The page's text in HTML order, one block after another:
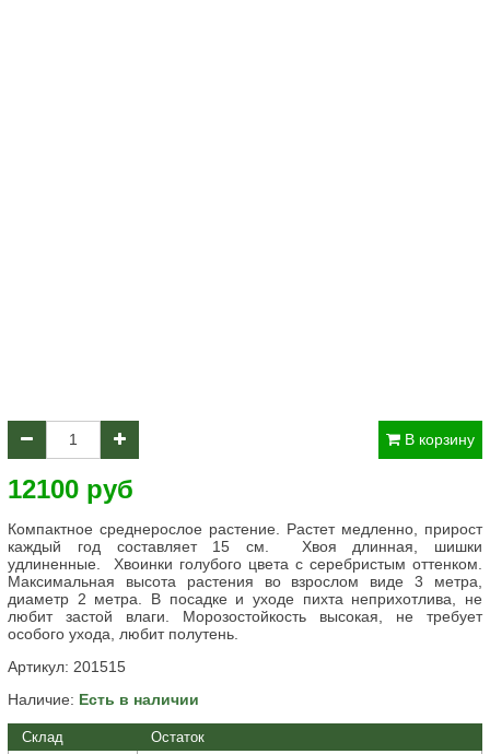
В корзину
12100 руб
Компактное среднерослое растение. Растет медленно, прирост
каждый год составляет 15 см.
Хвоя длинная, шишки
удлиненные.
Хвоинки голубого цвета с серебристым оттенком.
Максимальная высота растения во взрослом виде 3 метра,
диаметр 2 метра. В посадке и уходе пихта неприхотлива, не
любит застой влаги. Морозостойкость высокая, не требует
особого ухода, любит полутень.
Артикул: 201515
Наличие: Есть в наличии
Склад Остаток